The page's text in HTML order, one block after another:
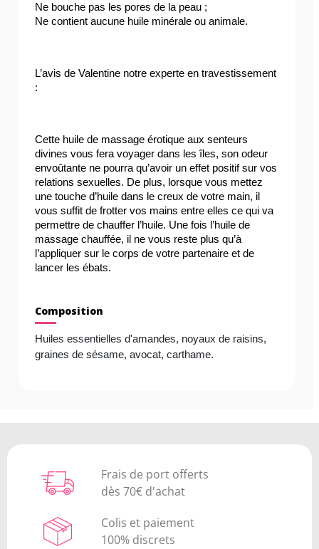
Ne bouche pas les pores de la peau ;
Ne contient aucune huile minérale ou animale.
L’avis de Valentine notre experte en travestissement
:
Cette huile de massage érotique aux senteurs
divines vous fera voyager dans les îles, son odeur
envoûtante ne pourra qu’avoir un effet positif sur vos
relations sexuelles. De plus, lorsque vous mettez
une touche d’huile dans le creux de votre main, il
vous suffit de frotter vos mains entre elles ce qui va
permettre de chauffer l’huile. Une fois l’huile de
massage chauffée, il ne vous reste plus qu’à
l’appliquer sur le corps de votre partenaire et de
lancer les ébats.
Composition
Huiles essentielles d'amandes, noyaux de raisins,
graines de sésame, avocat, carthame.
Frais de port offerts
dès 70€ d'achat
Colis et paiement
100% discrets